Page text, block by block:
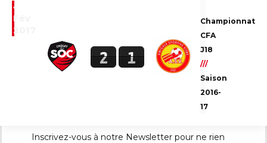
4
Fév
2017
2 1
Championnat
CFA
J18
///
Saison
2016-
17
Inscrivez-vous à notre Newsletter pour ne rien